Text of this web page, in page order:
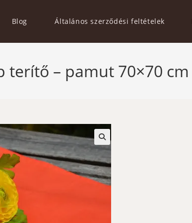
Blog Általános szerződési feltételek
terítő – pamut 70×70 cm
🔍